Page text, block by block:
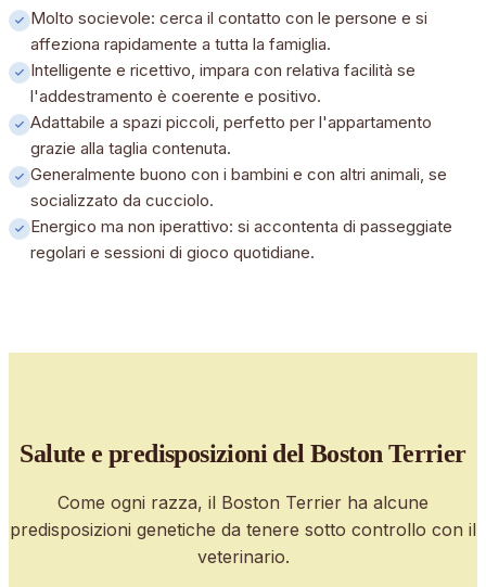
Molto socievole: cerca il contatto con le persone e si
affeziona rapidamente a tutta la famiglia.
Intelligente e ricettivo, impara con relativa facilità se
l'addestramento è coerente e positivo.
Adattabile a spazi piccoli, perfetto per l'appartamento
grazie alla taglia contenuta.
Generalmente buono con i bambini e con altri animali, se
socializzato da cucciolo.
Energico ma non iperattivo: si accontenta di passeggiate
regolari e sessioni di gioco quotidiane.
Salute e predisposizioni del Boston Terrier
Come ogni razza, il Boston Terrier ha alcune
predisposizioni genetiche da tenere sotto controllo con il
veterinario.